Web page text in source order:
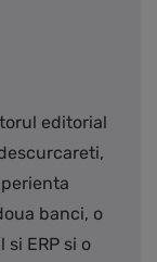
editorial
banci, o
ERP si o